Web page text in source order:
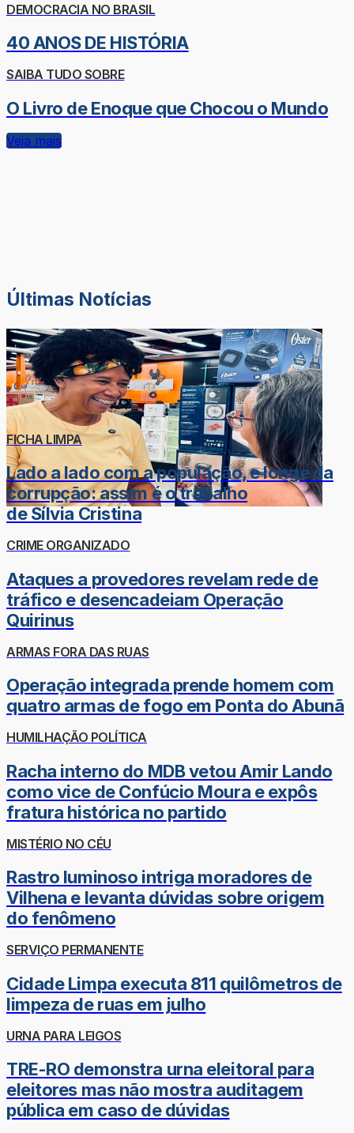
DEMOCRACIA NO BRASIL
40 ANOS DE HISTÓRIA
SAIBA TUDO SOBRE
O Livro de Enoque que Chocou o Mundo
Veja mais
Últimas Notícias
FICHA LIMPA
Lado a lado com a população, e longe da
corrupção: assim é o trabalho
de Sílvia Cristina
CRIME ORGANIZADO
Ataques a provedores revelam rede de
tráfico e desencadeiam Operação
Quirinus
ARMAS FORA DAS RUAS
Operação integrada prende homem com
quatro armas de fogo em Ponta do Abunã
HUMILHAÇÃO POLÍTICA
Racha interno do MDB vetou Amir Lando
como vice de Confúcio Moura e expôs
fratura histórica no partido
MISTÉRIO NO CÉU
Rastro luminoso intriga moradores de
Vilhena e levanta dúvidas sobre origem
do fenômeno
SERVIÇO PERMANENTE
Cidade Limpa executa 811 quilômetros de
limpeza de ruas em julho
URNA PARA LEIGOS
TRE-RO demonstra urna eleitoral para
eleitores mas não mostra auditagem
pública em caso de dúvidas